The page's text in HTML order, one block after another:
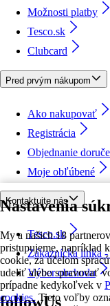
Nastavenia
My a našich 18
pristupujeme, napríklad
cookie, za účelom
udeliť alebo spravovať
prípadne kedykoľvek v
cookies. Tieto voľby
Možnosti platby
Tesco.sk
Clubcard
Pred prvým nákupom
Ako nakupovať
Registrácia
Objednanie
Moje obľúbené
Kontaktujte nás
Tesco.sk
Zákaznícka linka
Výber obchodu
followUs